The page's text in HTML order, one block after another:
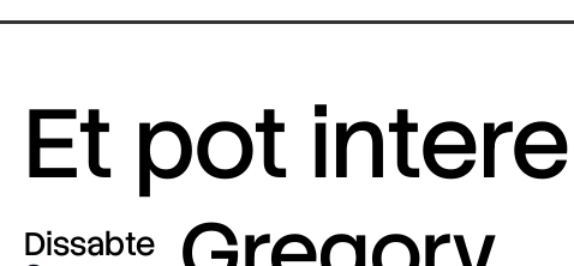
Et pot
Dissabte